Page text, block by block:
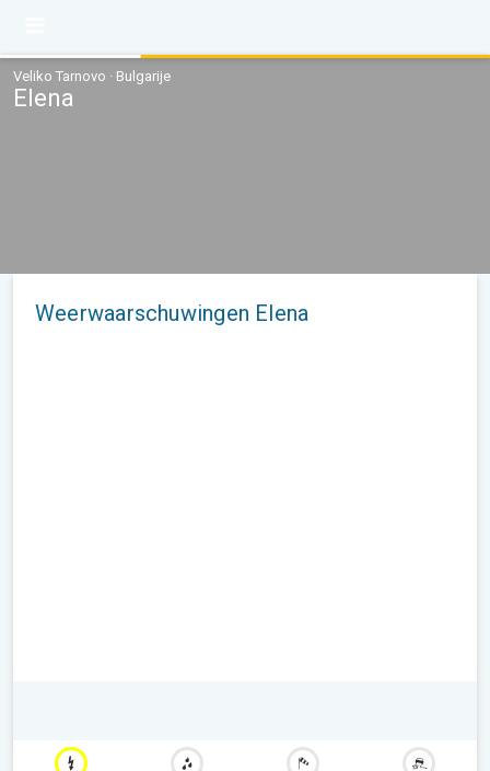
Veliko Tarnovo · Bulgarije
Elena
Weerwaarschuwingen Elena